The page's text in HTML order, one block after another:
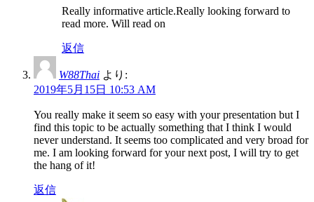
Really informative article.Really looking forward to
read more. Will read on
返信
W88Thai より:
2019年5月15日 10:53 AM
You really make it seem so easy with your presentation but I
find this topic to be actually something that I think I would
never understand. It seems too complicated and very broad for
me. I am looking forward for your next post, I will try to get
the hang of it!
返信